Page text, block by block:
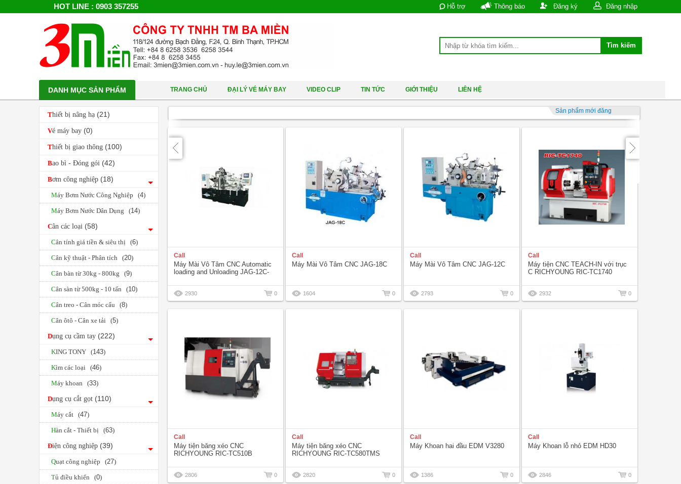
HOT LINE : 0903 357255 Hỗ trợ Thông báo Đăng ký Đăng nhập
TRANG CHỦ ĐẠI LÝ VÉ MÁY BAY VIDEO CLIP TIN TỨC GIỚI THIỆU LIÊN HỆ
DANH MỤC SẢN PHẨM
Thiết bị nâng hạ (21)
Vé máy bay (0)
Thiết bị giao thông (100)
Bao bì - Đóng gói (42)
Bơm công nghiệp (18)
Máy Bơm Nước Công Nghiệp (4)
Máy Bơm Nước Dân Dụng (14)
Cân các loại (58)
Cân tính giá tiền & siêu thị (6)
Cân kỹ thuật - Phân tích (20)
Cân bàn từ 30kg - 800kg (9)
Cân sàn từ 500kg - 10 tấn (10)
Cân treo - Cân móc cẩu (8)
Cân ôtô - Cân xe tải (5)
Dụng cụ cầm tay (222)
KING TONY (143)
Kìm các loại (46)
Máy khoan (33)
Dụng cụ cắt gọt (110)
Máy cắt (47)
Hàn cắt - Thiết bị (63)
Điện công nghiệp (39)
Quạt công nghiệp (27)
Tủ điều khiển (0)
Sản phẩm mới đăng
Call
Máy Mài Vô Tâm CNC Automatic
loading and Unloading JAG-12C-
2930 0
Call
Máy Mài Vô Tâm CNC JAG-18C
1604 0
Call
Máy Mài Vô Tâm CNC JAG-12C
2793 0
Call
Máy tiện CNC TEACH-IN với trục
C RICHYOUNG RIC-TC1740
2932 0
Call
Máy tiện băng xéo CNC
RICHYOUNG RIC-TC510B
2806 0
Call
Máy tiện băng xéo CNC
RICHYOUNG RIC-TC580TMS
2820 0
Call
Máy Khoan hai đầu EDM V3280
1386 0
Call
Máy Khoan lỗ nhỏ EDM HD30
2846 0